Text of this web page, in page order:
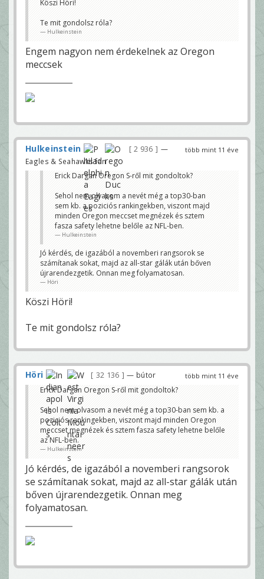
Köszi Höri!
Te mit gondolsz róla?
Hulkeinstein
Engem nagyon nem érdekelnek az Oregon
meccsek
több mint 11 éve
Hulkeinstein 2 936
—
Eagles & Seahawks fan
Erick Dargan Oregon S-ről mit gondoltok?
Sehol nem olvasom a nevét még a top30-ban
sem kb. a poziciós rankingekben, viszont majd
minden Oregon meccset megnézek és sztem
fasza safety lehetne belőle az NFL-ben.
Hulkeinstein
Jó kérdés, de igazából a novemberi rangsorok se
számítanak sokat, majd az all-star gálák után bőven
újrarendezgetik. Onnan meg folyamatosan.
Höri
Köszi Höri!
Te mit gondolsz róla?
több mint 11 éve
Höri 32 136 — bútor
Erick Dargan Oregon S-ről mit gondoltok?
Sehol nem olvasom a nevét még a top30-ban sem kb. a
poziciós rankingekben, viszont majd minden Oregon
meccset megnézek és sztem fasza safety lehetne belőle
az NFL-ben.
Hulkeinstein
Jó kérdés, de igazából a novemberi rangsorok
se számítanak sokat, majd az all-star gálák után
bőven újrarendezgetik. Onnan meg
folyamatosan.